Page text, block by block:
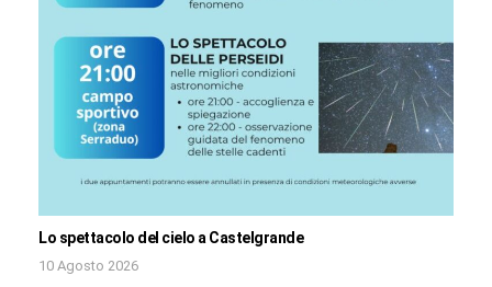
Lo spettacolo del cielo a Castelgrande
10 Agosto 2026